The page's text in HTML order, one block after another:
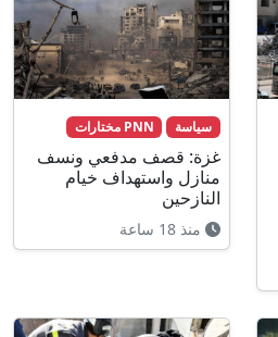
سياسة PNN مختارات
غزة: قصف مدفعي ونسف
منازل واستهداف خيام
النازحين
منذ 18 ساعة